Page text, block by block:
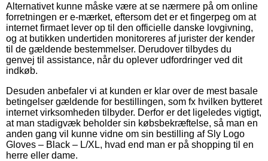
Alternativet kunne måske være at se nærmere på om online
forretningen er e-mærket, eftersom det er et fingerpeg om at
internet firmaet lever op til den officielle danske lovgivning,
og at butikken undertiden monitoreres af jurister der kender
til de gældende bestemmelser. Derudover tilbydes du
genvej til assistance, når du oplever udfordringer ved dit
indkøb.
Desuden anbefaler vi at kunden er klar over de mest basale
betingelser gældende for bestillingen, som fx hvilken bytteret
internet virksomheden tilbyder. Derfor er det ligeledes vigtigt,
at man stadigvæk beholder sin købsbekræftelse, så man en
anden gang vil kunne vidne om sin bestilling af Sly Logo
Gloves – Black – L/XL, hvad end man er på shopping til en
herre eller dame.